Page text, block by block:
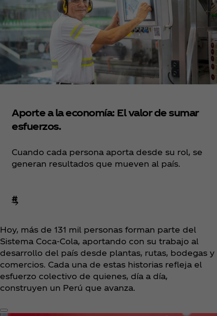
Aporte a la economía: El valor de sumar
esfuerzos.
Cuando cada persona aporta desde su rol, se
generan resultados que mueven al país.
#
Hoy, más de 131 mil personas forman parte del
Sistema Coca‑Cola, aportando con su trabajo al
desarrollo del país desde plantas, rutas, bodegas y
comercios. Cada una de estas historias refleja el
esfuerzo colectivo de quienes, día a día,
construyen un Perú que avanza.​